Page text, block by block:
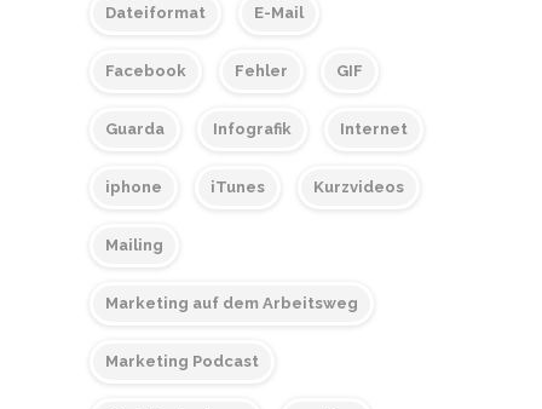
Dateiformat E-Mail
Facebook Fehler GIF
Guarda Infografik Internet
iphone iTunes Kurzvideos
Mailing
Marketing auf dem Arbeitsweg
Marketing Podcast